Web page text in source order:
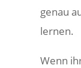
genau
lernen.
Wenn